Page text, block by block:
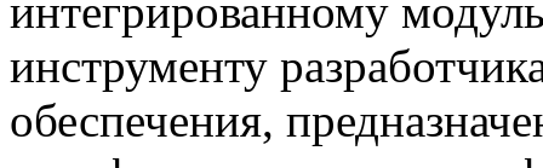
интегрированному
инструменту
обеспечения,